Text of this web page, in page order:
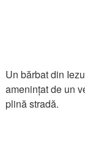
Un bărbat din
amenințat de un
plină stradă.